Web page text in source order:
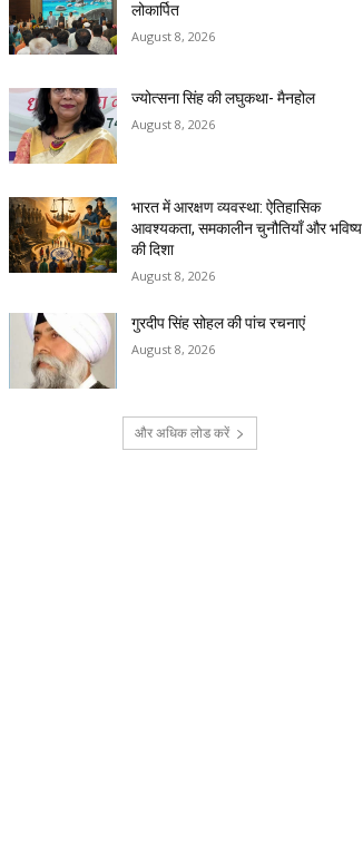
लोकार्पित
August 8, 2026
ज्योत्सना सिंह की लघुकथा- मैनहोल
August 8, 2026
भारत में आरक्षण व्यवस्था: ऐतिहासिक
आवश्यकता, समकालीन चुनौतियाँ और भविष्य
की दिशा
August 8, 2026
गुरदीप सिंह सोहल की पांच रचनाएं
August 8, 2026
और अधिक लोड करें